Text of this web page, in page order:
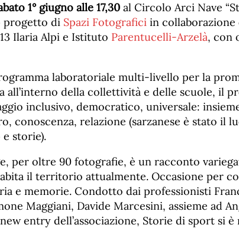
1° giugno alle 17,30 al Circolo Arci Nave
progetto di Spazi Fotografici in
Ilaria Alpi e Istituto Parentucelli-Arzelà, con
laboratoriale multi-livello per la
all’interno della collettività e delle scuole, il
inclusivo, democratico, universale:
conoscenza, relazione (sarzanese è stato il
storie).
per oltre 90 fotografie, è un racconto
il territorio attualmente. Occasione per
e memorie. Condotto dai professionisti
Maggiani, Davide Marcesini, assieme ad
entry dell’associazione, Storie di sport si è